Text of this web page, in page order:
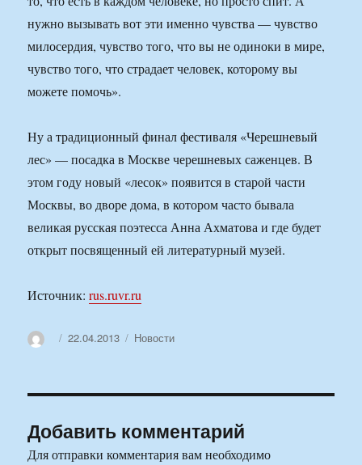
нужно вызывать вот эти именно чувства — чувство
милосердия, чувство того, что вы не одиноки в мире,
чувство того, что страдает человек, которому вы
можете помочь».
Ну а традиционный финал фестиваля «Черешневый
лес» — посадка в Москве черешневых саженцев. В
этом году новый «лесок» появится в старой части
Москвы, во дворе дома, в котором часто бывала
великая русская поэтесса Анна Ахматова и где будет
открыт посвященный ей литературный музей.
Источник:rus.ruvr.ru
АвторОпубликовано
22.04.2013 Рубрики
Новости
Добавить комментарий
Для отправки комментария вам необходимо